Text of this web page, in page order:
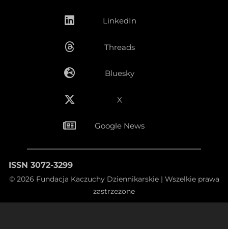
LinkedIn
Threads
Bluesky
X
Google News
ISSN 3072-3299
© 2026 Fundacja Kaczuchy Dziennikarskie | Wszelkie prawa
zastrzeżone